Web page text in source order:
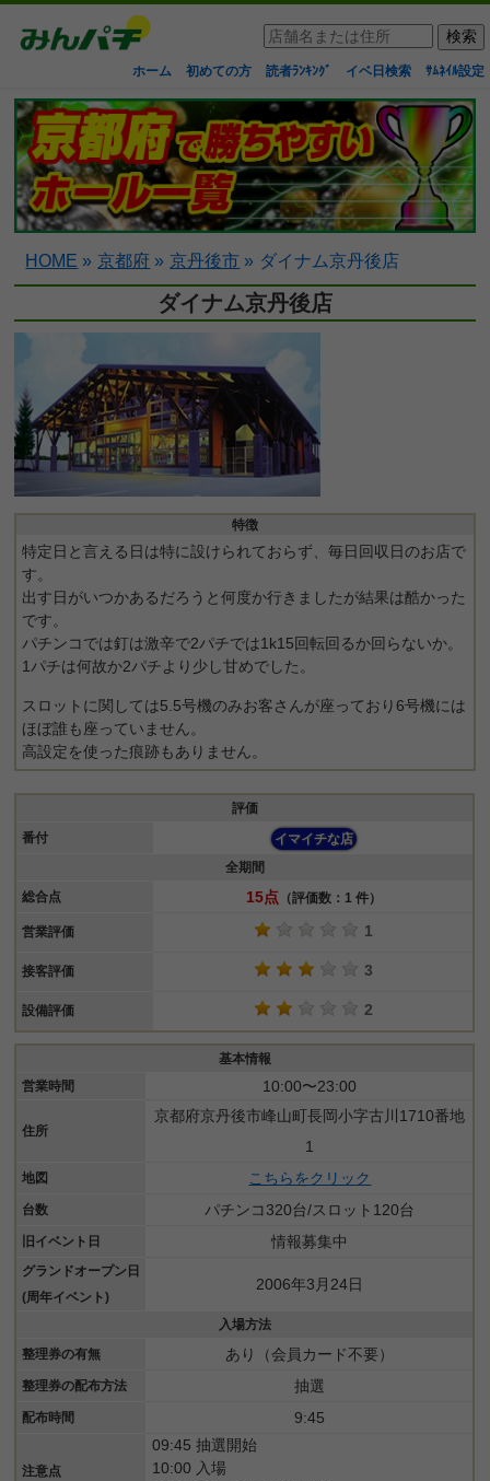
ホーム 初めての方 読者ﾗﾝｷﾝｸﾞ イベ日検索 ｻﾑﾈｲﾙ設定
HOME » 京都府 » 京丹後市 » ダイナム京丹後店
ダイナム京丹後店
特徴
特定日と言える日は特に設けられておらず、毎日回収日のお店で
す。
出す日がいつかあるだろうと何度か行きましたが結果は酷かった
です。
パチンコでは釘は激辛で2パチでは1k15回転回るか回らないか。
1パチは何故か2パチより少し甘めでした。
スロットに関しては5.5号機のみお客さんが座っており6号機には
ほぼ誰も座っていません。
高設定を使った痕跡もありません。
評価
番付
イマイチな店
全期間
総合点
15点 （評価数：1 件）
営業評価 1
接客評価 3
設備評価 2
基本情報
営業時間
10:00〜23:00
住所
京都府京丹後市峰山町長岡小字古川1710番地
1
地図 こちらをクリック
台数 パチンコ320台/スロット120台
旧イベント日 情報募集中
グランドオープン日
(周年イベント)
2006年3月24日
入場方法
整理券の有無
あり（会員カード不要）
整理券の配布方法 抽選
配布時間 9:45
注意点
09:45 抽選開始
10:00 入場